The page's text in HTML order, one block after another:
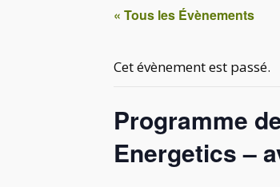
« Tous les Évènements
Cet évènement est passé.
Programme
Energetics –